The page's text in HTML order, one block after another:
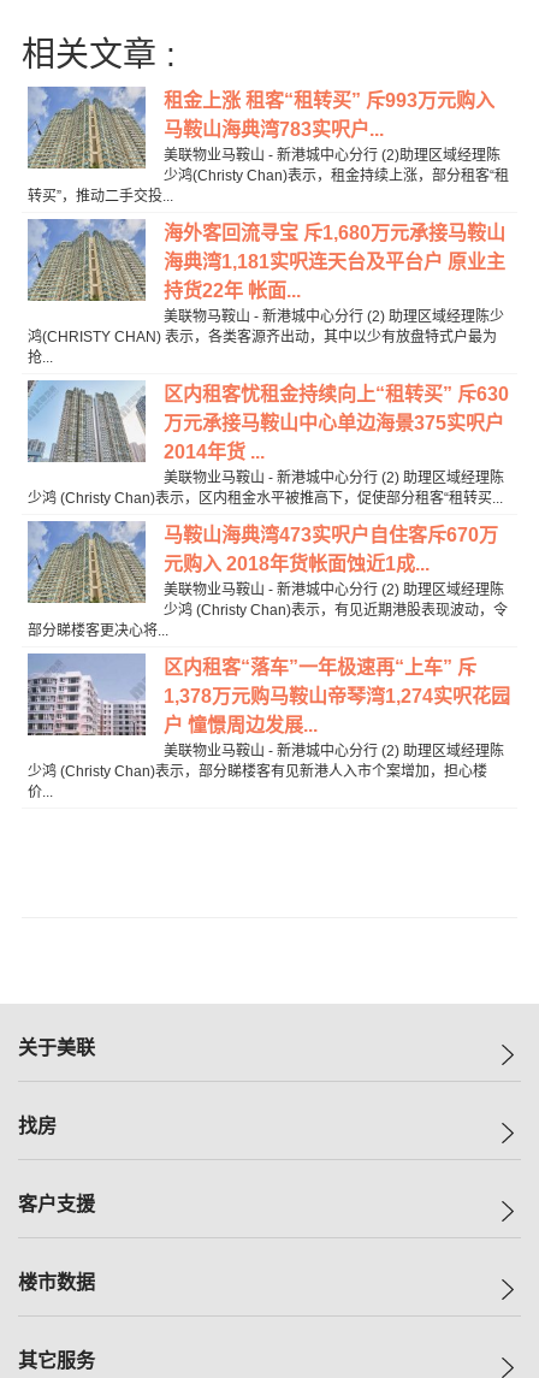
相关文章 :
租金上涨 租客“租转买” 斥993万元购入
马鞍山海典湾783实呎户...
美联物业马鞍山 - 新港城中心分行 (2)助理区域经理陈
少鸿(Christy Chan)表示，租金持续上涨，部分租客“租
转买”，推动二手交投...
海外客回流寻宝 斥1,680万元承接马鞍山
海典湾1,181实呎连天台及平台户 原业主
持货22年 帐面...
美联物马鞍山 - 新港城中心分行 (2) 助理区域经理陈少
鸿(CHRISTY CHAN) 表示，各类客源齐出动，其中以少有放盘特式户最为
抢...
区内租客忧租金持续向上“租转买” 斥630
万元承接马鞍山中心单边海景375实呎户
2014年货 ...
美联物业马鞍山 - 新港城中心分行 (2) 助理区域经理陈
少鸿 (Christy Chan)表示，区内租金水平被推高下，促使部分租客“租转买...
马鞍山海典湾473实呎户自住客斥670万
元购入 2018年货帐面蚀近1成...
美联物业马鞍山 - 新港城中心分行 (2) 助理区域经理陈
少鸿 (Christy Chan)表示，有见近期港股表现波动，令
部分睇楼客更决心将...
区内租客“落车”一年极速再“上车” 斥
1,378万元购马鞍山帝琴湾1,274实呎花园
户 憧憬周边发展...
美联物业马鞍山 - 新港城中心分行 (2) 助理区域经理陈
少鸿 (Christy Chan)表示，部分睇楼客有见新港人入市个案增加，担心楼
价...
关于美联
美联集团
人才招募
找房
一手新房
减价
美联豪宅
客户支援
自助放盘
楼市数据
指数
其它服务